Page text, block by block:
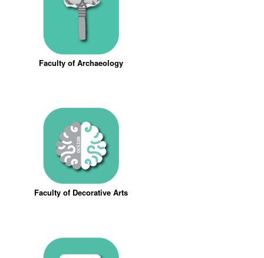
Faculty of Archaeology
Faculty of Decorative Arts